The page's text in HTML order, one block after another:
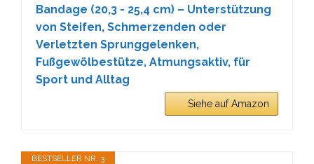
Bandage (20,3 - 25,4 cm) – Unterstützung
von Steifen, Schmerzenden oder
Verletzten Sprunggelenken,
Fußgewölbestütze, Atmungsaktiv, für
Sport und Alltag
Siehe auf Amazon
BESTSELLER NR. 3